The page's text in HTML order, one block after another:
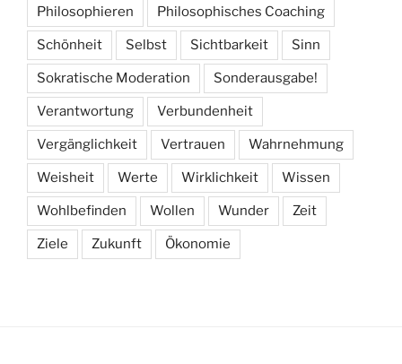
Philosophieren Philosophisches Coaching
Schönheit Selbst Sichtbarkeit Sinn
Sokratische Moderation Sonderausgabe!
Verantwortung Verbundenheit
Vergänglichkeit Vertrauen Wahrnehmung
Weisheit Werte Wirklichkeit Wissen
Wohlbefinden Wollen Wunder Zeit
Ziele Zukunft Ökonomie